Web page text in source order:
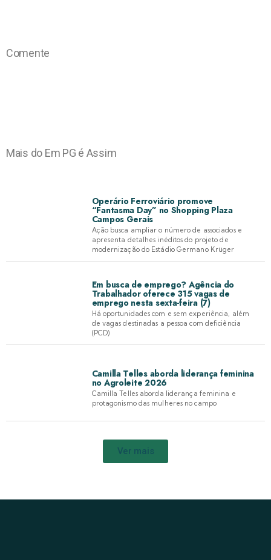
Comente
Mais do Em PG é Assim
Operário Ferroviário promove
“Fantasma Day” no Shopping Plaza
Campos Gerais
Ação busca ampliar o número de associados e
apresenta detalhes inéditos do projeto de
modernização do Estádio Germano Krüger
Em busca de emprego? Agência do
Trabalhador oferece 315 vagas de
emprego nesta sexta-feira (7)
Há oportunidades com e sem experiência, além
de vagas destinadas a pessoa com deficiência
(PCD)
Camilla Telles aborda liderança feminina
no Agroleite 2026
Camilla Telles aborda liderança feminina e
protagonismo das mulheres no campo
Ver mais